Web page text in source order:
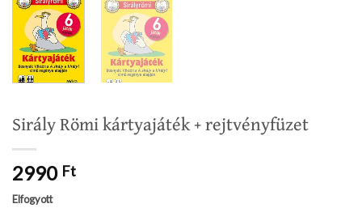
Sirály Römi kártyajáték + rejtvényfüzet
2990 Ft
Elfogyott